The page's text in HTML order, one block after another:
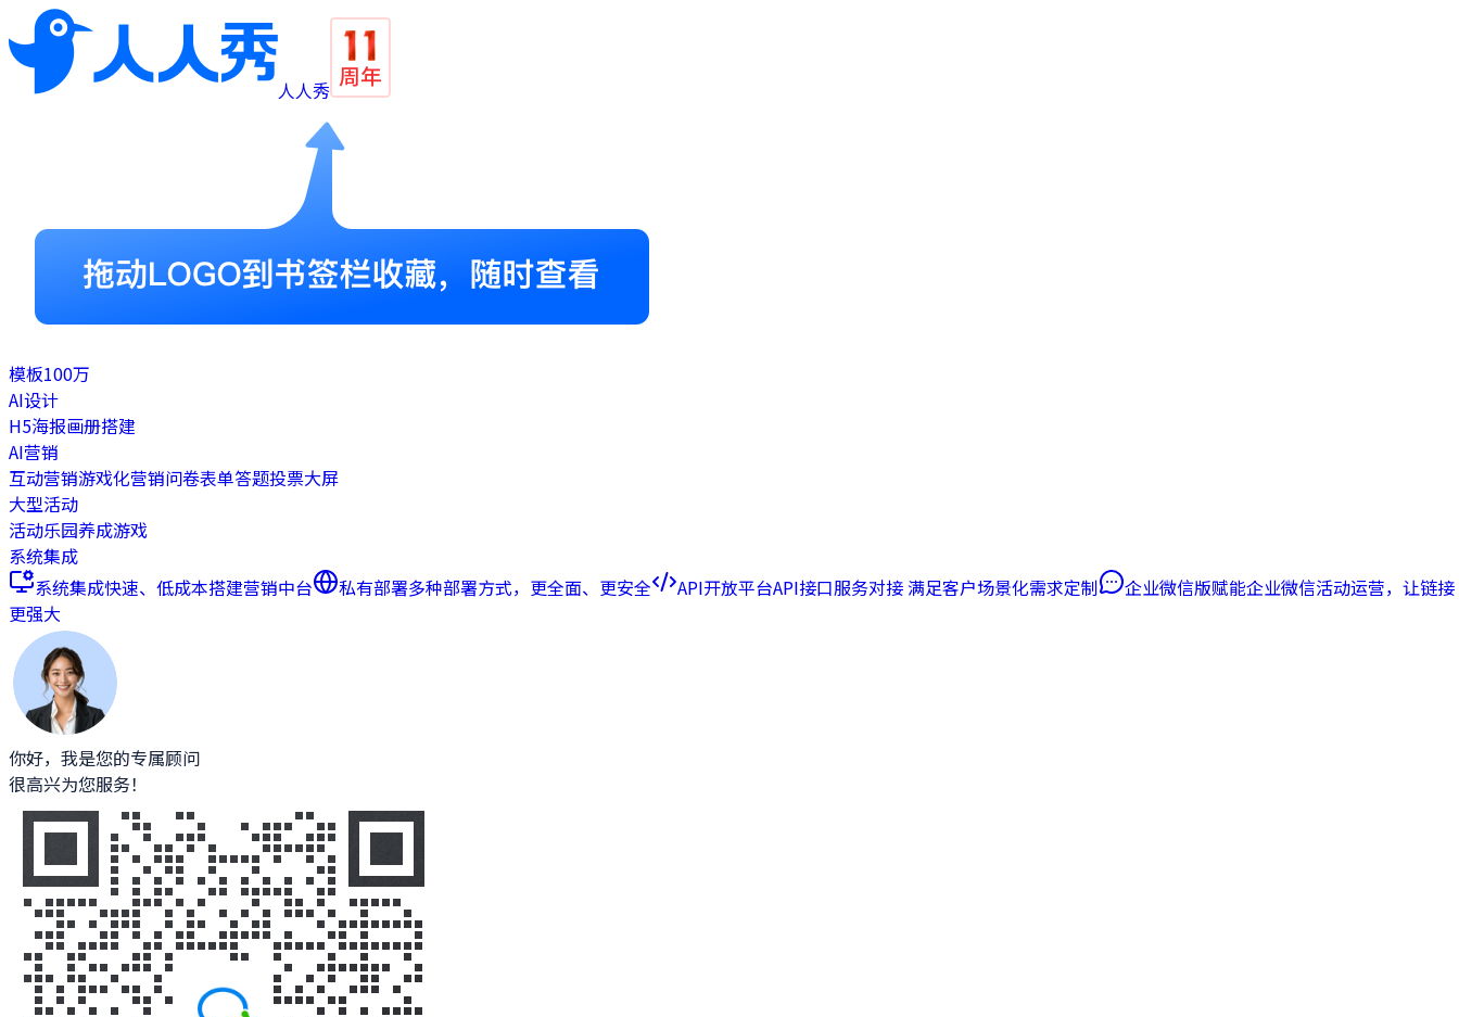
人人秀
模板100万
AI设计
H5海报画册搭建
AI营销
互动营销游戏化营销问卷表单答题投票大屏
大型活动
活动乐园养成游戏
系统集成
系统集成快速、低成本搭建营销中台 私有部署多种部署方式，更全面、更安全 API开放平台API接口服务对接 满足客户场景化需求定制 企业微信版赋能企业微信活动运营，让链接
更强大
你好，我是您的专属顾问
很高兴为您服务！